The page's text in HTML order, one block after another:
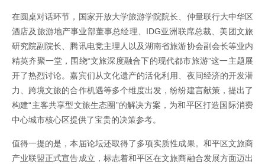
在圆桌对话环节，国家开放大学旅游学院院长、仲量联行大中华区
酒店及旅游地产事业部董事总经理、IDG亚洲联席总裁、美团文旅
研究院副院长、腾讯电竞主理人以及湖南省旅游协会副会长等业内
精英齐聚一堂，围绕“文旅深度融合下的现代都市旅游”这一主题展
开了热烈讨论。嘉宾们从文化遗产的活化利用、夜间经济的开发潜
力、跨境文旅的合作机遇等多个维度出发，纷纷建言献策，提出了
构建“主客共享型文旅生态圈”的解决方案，为和平区打造国际消费
中心城市核心区提供了宝贵的决策参考。
值得一提的是，本届论坛还取得了多项实质性成果。和平区文旅商
产业联盟正式宣告成立，标志着和平区在文旅商融合发展方面迈出